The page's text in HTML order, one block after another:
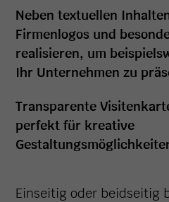
Neben textuellen
Firmenlogos und
realisieren, um
Ihr Unternehmen zu
Transparente
perfekt für kreative
Einseitig oder beidseitig